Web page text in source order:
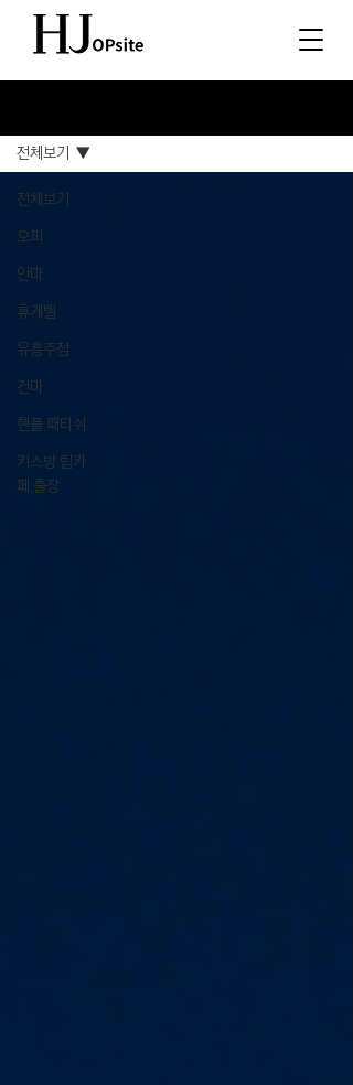
전체보기
오피
안마
휴게텔
유흥주점
건마
핸플,패티쉬
키스방,립카
페,출장
전체보기